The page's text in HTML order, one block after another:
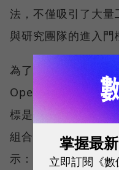
法，不僅吸引了大
與研究團隊的進入門
為了推動完整且開源
Open Chiplet
標是讓不同公司設計
組合，目前已有30
示：「我想要建造
掌握最
立即訂閱《